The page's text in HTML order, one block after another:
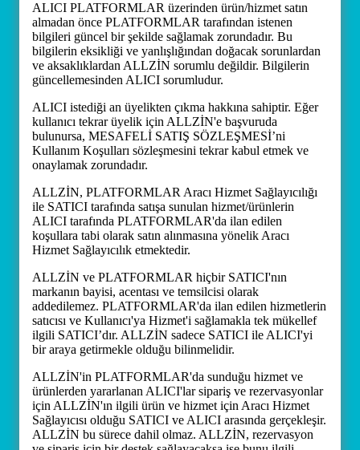
ALICI PLATFORMLAR üzerinden ürün/hizmet satın
almadan önce PLATFORMLAR tarafından istenen
bilgileri güncel bir şekilde sağlamak zorundadır. Bu
bilgilerin eksikliği ve yanlışlığından doğacak sorunlardan
ve aksaklıklardan ALLZİN sorumlu değildir. Bilgilerin
güncellemesinden ALICI sorumludur.
ALICI istediği an üyelikten çıkma hakkına sahiptir. Eğer
kullanıcı tekrar üyelik için ALLZİN'e başvuruda
bulunursa, MESAFELİ SATIŞ SÖZLEŞMESİ’ni
Kullanım Koşulları sözleşmesini tekrar kabul etmek ve
onaylamak zorundadır.
ALLZİN, PLATFORMLAR Aracı Hizmet Sağlayıcılığı
ile SATICI tarafında satışa sunulan hizmet/ürünlerin
ALICI tarafında PLATFORMLAR'da ilan edilen
koşullara tabi olarak satın alınmasına yönelik Aracı
Hizmet Sağlayıcılık etmektedir.
ALLZİN ve PLATFORMLAR hiçbir SATICI'nın
markanın bayisi, acentası ve temsilcisi olarak
addedilemez. PLATFORMLAR'da ilan edilen hizmetlerin
satıcısı ve Kullanıcı'ya Hizmet'i sağlamakla tek mükellef
ilgili SATICI’dır. ALLZİN sadece SATICI ile ALICI'yi
bir araya getirmekle olduğu bilinmelidir.
ALLZİN'in PLATFORMLAR'da sunduğu hizmet ve
ürünlerden yararlanan ALICI'lar sipariş ve rezervasyonlar
için ALLZİN'ın ilgili ürün ve hizmet için Aracı Hizmet
Sağlayıcısı olduğu SATICI ve ALICI arasında gerçekleşir.
ALLZİN bu sürece dahil olmaz. ALLZİN, rezervasyon